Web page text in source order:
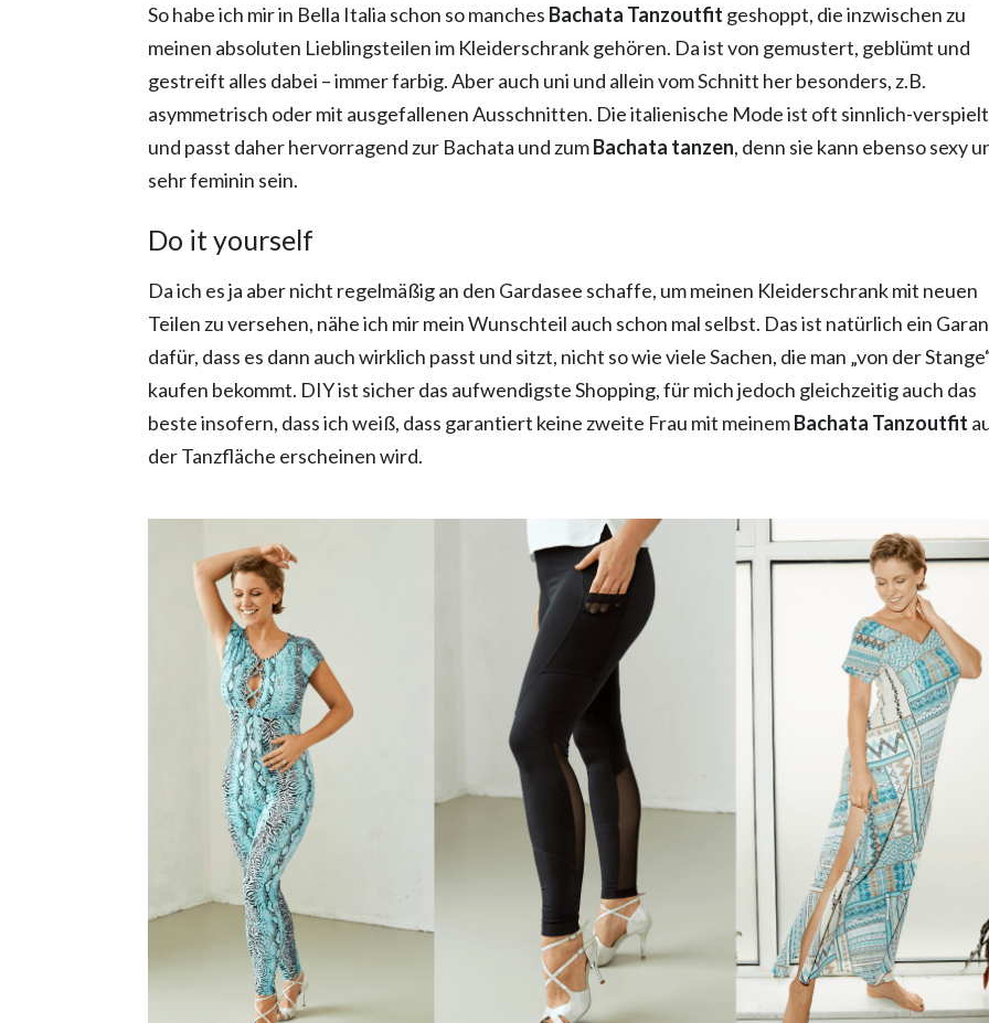
So habe ich mir in Bella Italia schon so manches Bachata Tanzoutfit geshoppt, die inzwischen zu
meinen absoluten Lieblingsteilen im Kleiderschrank gehören. Da ist von gemustert, geblümt und
gestreift alles dabei – immer farbig. Aber auch uni und allein vom Schnitt her besonders, z.B.
asymmetrisch oder mit ausgefallenen Ausschnitten. Die italienische Mode ist oft sinnlich-verspielt
und passt daher hervorragend zur Bachata und zumBachata tanzen, denn sie kann ebenso sexy
sehr feminin sein.
Do it yourself
Da ich es ja aber nicht regelmäßig an den Gardasee schaffe, um meinen Kleiderschrank mit neuen
Teilen zu versehen, nähe ich mir mein Wunschteil auch schon mal selbst. Das ist natürlich ein
dafür, dass es dann auch wirklich passt und sitzt, nicht so wie viele Sachen, die man „von der
kaufen bekommt. DIY ist sicher das aufwendigste Shopping, für mich jedoch gleichzeitig auch das
beste insofern, dass ich weiß, dass garantiert keine zweite Frau mit meinemBachata Tanzoutfit
der Tanzfläche erscheinen wird.